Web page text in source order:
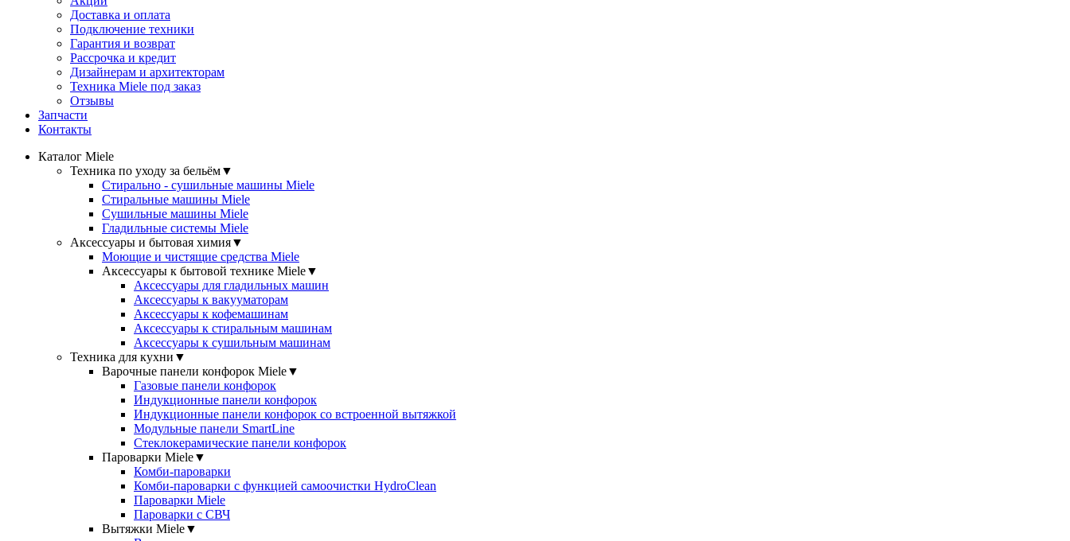
Доставка и оплата
Подключение техники
Гарантия и возврат
Рассрочка и кредит
Дизайнерам и архитекторам
Техника Miele под заказ
Отзывы
Запчасти
Контакты
Каталог Miele
Техника по уходу за бельём▼
Стирально - сушильные машины Miele
Стиральные машины Miele
Сушильные машины Miele
Гладильные системы Miele
Аксессуары и бытовая химия▼
Моющие и чистящие средства Miele
Аксессуары к бытовой технике Miele▼
Аксессуары для гладильных машин
Аксессуары к вакууматорам
Аксессуары к кофемашинам
Аксессуары к стиральным машинам
Аксессуары к сушильным машинам
Техника для кухни ▼
Варочные панели конфорок Miele▼
Газовые панели конфорок
Индукционные панели конфорок
Индукционные панели конфорок со встроенной вытяжкой
Модульные панели SmartLine
Стеклокерамические панели конфорок
Пароварки Miele▼
Комби-пароварки
Комби-пароварки с функцией самоочистки HydroClean
Пароварки Miele
Пароварки с СВЧ
Вытяжки Miele▼